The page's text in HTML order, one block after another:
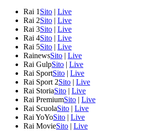
Rai 1 Sito | Live
Rai 2Sito | Live
Rai 3Sito | Live
Rai 4Sito | Live
Rai 5Sito | Live
RainewsSito | Live
Rai GulpSito | Live
Rai SportSito | Live
Rai Sport 2Sito | Live
Rai StoriaSito | Live
Rai PremiumSito | Live
Rai ScuolaSito | Live
Rai YoYoSito | Live
Rai MovieSito | Live